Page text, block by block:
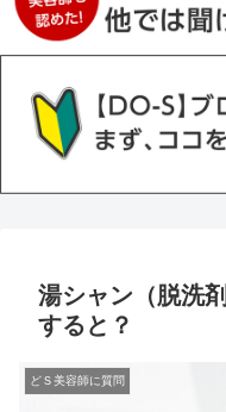
湯シャン（脱洗
すると？
どＳ美容師に質問